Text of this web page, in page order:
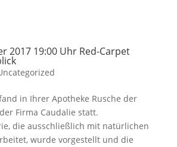
2017 19:00 Uhr Red-Carpet
in Ihrer Apotheke Rusche der
Firma Caudalie statt.
die ausschließlich mit natürlichen
wurde vorgestellt und die